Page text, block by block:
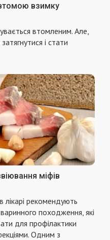
взимку
втомленим. Але,
і стати
міфів
лікарі рекомендують
походження, які
для профілактики
Одним з